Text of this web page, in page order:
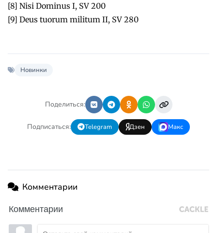
[8] Nisi Dominus I, SV 200
[9] Deus tuorum militum II, SV 280
Новинки
Поделиться:
Подписаться: Telegram Дзен Макс
Комментарии
Комментарии